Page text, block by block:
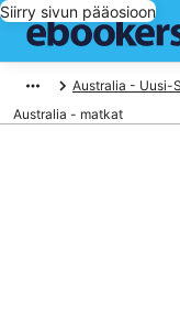
Siirry sivun pääosioon
Australia - Uusi-
Australia - matkat